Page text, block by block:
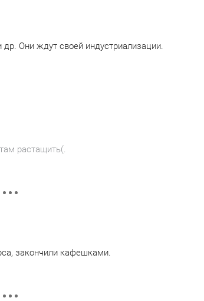
Они ждут своей индустриализации.
растащить(.
закончили кафешками.